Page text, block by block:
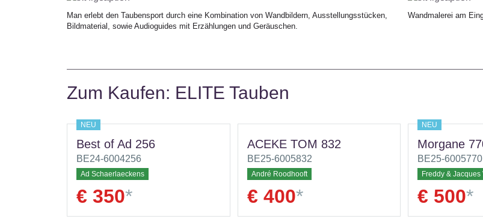
Man erlebt den Taubensport durch eine Kombination von Wandbildern, Ausstellungsstücken,
Bildmaterial, sowie Audioguides mit Erzählungen und Geräuschen.
Wandmalerei am
Zum Kaufen: ELITE Tauben
NEU
Best of Ad 256
BE24-6004256
Ad Schaerlaeckens
€ 350*
ACEKE TOM 832
BE25-6005832
André Roodhooft
€ 400*
NEU
Morgane
BE25-6005770
Freddy &
€ 500*